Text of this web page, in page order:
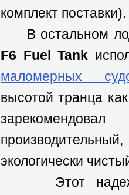
комплект поставки).
В остальном
F6 Fuel Tank
маломерных
высотой транца
экологически
Этот